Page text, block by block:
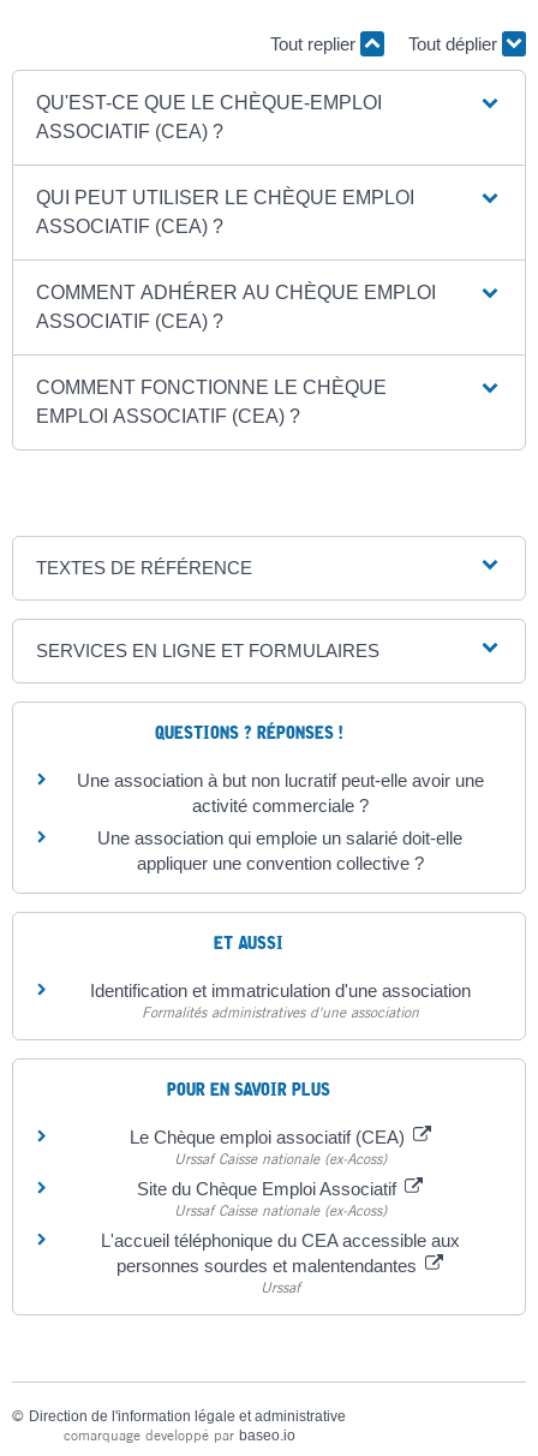
Tout replier Tout déplier
QU'EST-CE QUE LE CHÈQUE-EMPLOI
ASSOCIATIF (CEA) ?
QUI PEUT UTILISER LE CHÈQUE EMPLOI
ASSOCIATIF (CEA) ?
COMMENT ADHÉRER AU CHÈQUE EMPLOI
ASSOCIATIF (CEA) ?
COMMENT FONCTIONNE LE CHÈQUE
EMPLOI ASSOCIATIF (CEA) ?
TEXTES DE RÉFÉRENCE
SERVICES EN LIGNE ET FORMULAIRES
QUESTIONS ? RÉPONSES !
Une association à but non lucratif peut-elle avoir une
activité commerciale ?
Une association qui emploie un salarié doit-elle
appliquer une convention collective ?
ET AUSSI
Identification et immatriculation d'une association
Formalités administratives d'une association
POUR EN SAVOIR PLUS
Le Chèque emploi associatif (CEA)
Urssaf Caisse nationale (ex-Acoss)
Site du Chèque Emploi Associatif
Urssaf Caisse nationale (ex-Acoss)
L'accueil téléphonique du CEA accessible aux
personnes sourdes et malentendantes
Urssaf
© Direction de l'information légale et administrative
comarquage developpé par baseo.io